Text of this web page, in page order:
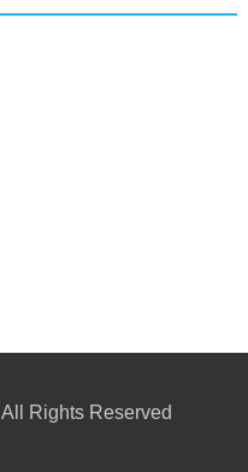
All Rights Reserved